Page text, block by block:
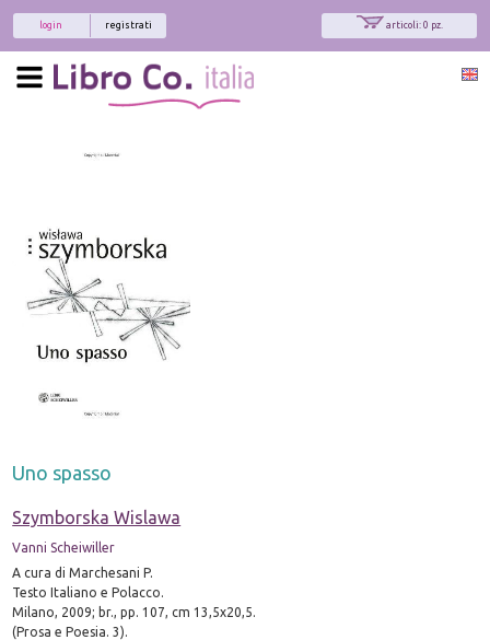
articoli: 0 pz.
registrati
login
Uno spasso
Szymborska Wislawa
Vanni Scheiwiller
A cura di Marchesani P.
Testo Italiano e Polacco.
Milano, 2009; br., pp. 107, cm 13,5x20,5.
(Prosa e Poesia. 3).